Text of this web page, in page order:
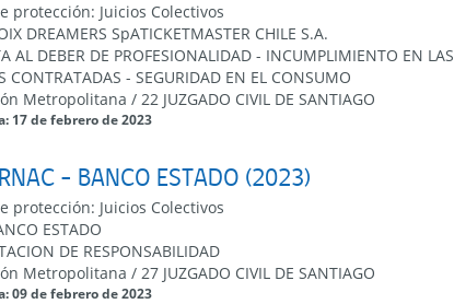
protección: Juicios Colectivos
DREAMERS SpATICKETMASTER CHILE S.A.
AL DEBER DE PROFESIONALIDAD - INCUMPLIMIENTO EN LAS
CONTRATADAS -SEGURIDAD EN EL CONSUMO
Metropolitana /22 JUZGADO CIVIL DE SANTIAGO
17 de febrero de 2023
- BANCO ESTADO (2023)
protección: Juicios Colectivos
ESTADO
DE RESPONSABILIDAD
Metropolitana /27 JUZGADO CIVIL DE SANTIAGO
09 de febrero de 2023